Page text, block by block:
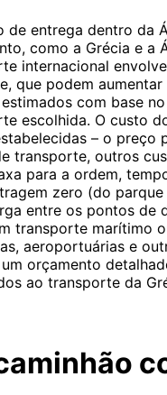
de entrega dentro da
como a Grécia e a
internacional
que podem
com base
escolhida. O custo
– o preço
transporte, outros
para a ordem,
zero (do
entre os pontos de
transporte marítimo
aeroportuárias e
orçamento
ao transporte da